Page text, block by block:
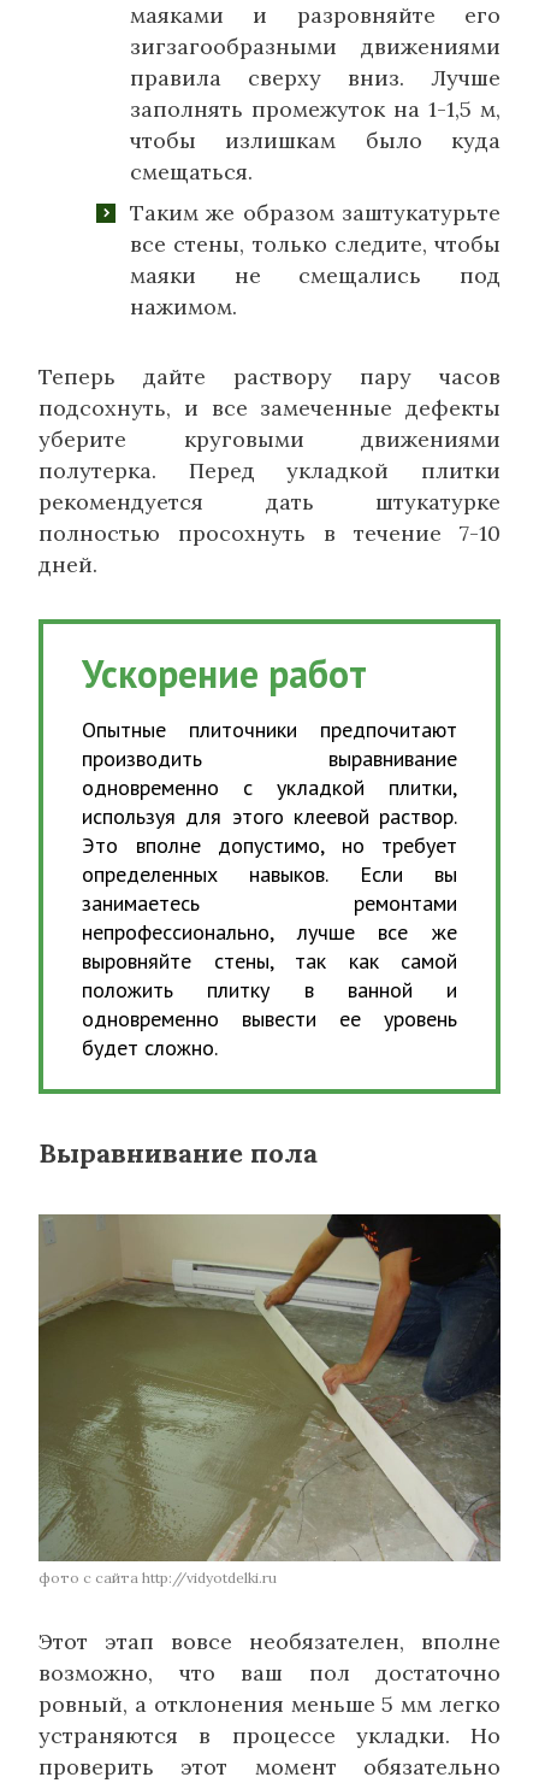
маяками и разровняйте его
зигзагообразными движениями
правила сверху вниз. Лучше
заполнять промежуток на 1-1,5 м,
чтобы излишкам было куда
смещаться.
Таким же образом заштукатурьте
все стены, только следите, чтобы
маяки не смещались под
нажимом.
Теперь дайте раствору пару часов
подсохнуть, и все замеченные дефекты
уберите круговыми движениями
полутерка. Перед укладкой плитки
рекомендуется дать штукатурке
полностью просохнуть в течение 7-10
дней.
Ускорение работ
Опытные плиточники предпочитают
производить выравнивание
одновременно с укладкой плитки,
используя для этого клеевой раствор.
Это вполне допустимо, но требует
определенных навыков. Если вы
занимаетесь ремонтами
непрофессионально, лучше все же
выровняйте стены, так как самой
положить плитку в ванной и
одновременно вывести ее уровень
будет сложно.
Выравнивание пола
фото с сайта http://vidyotdelki.ru
Этот этап вовсе необязателен, вполне
возможно, что ваш пол достаточно
ровный, а отклонения меньше 5 мм легко
устраняются в процессе укладки. Но
проверить этот момент обязательно